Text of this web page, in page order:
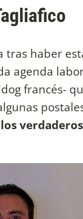
tras haber
agenda
francés-
verdaderos